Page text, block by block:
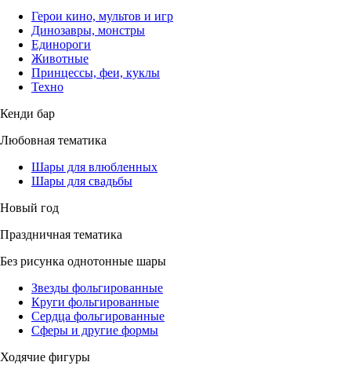
Герои кино, мультов и игр
Динозавры, монстры
Единороги
Животные
Принцессы, феи, куклы
Техно
Кенди бар
Любовная тематика
Шары для влюбленных
Шары для свадьбы
Новый год
Праздничная тематика
Без рисунка однотонные шары
Звезды фольгированные
Круги фольгированные
Сердца фольгированные
Сферы и другие формы
Ходячие фигуры